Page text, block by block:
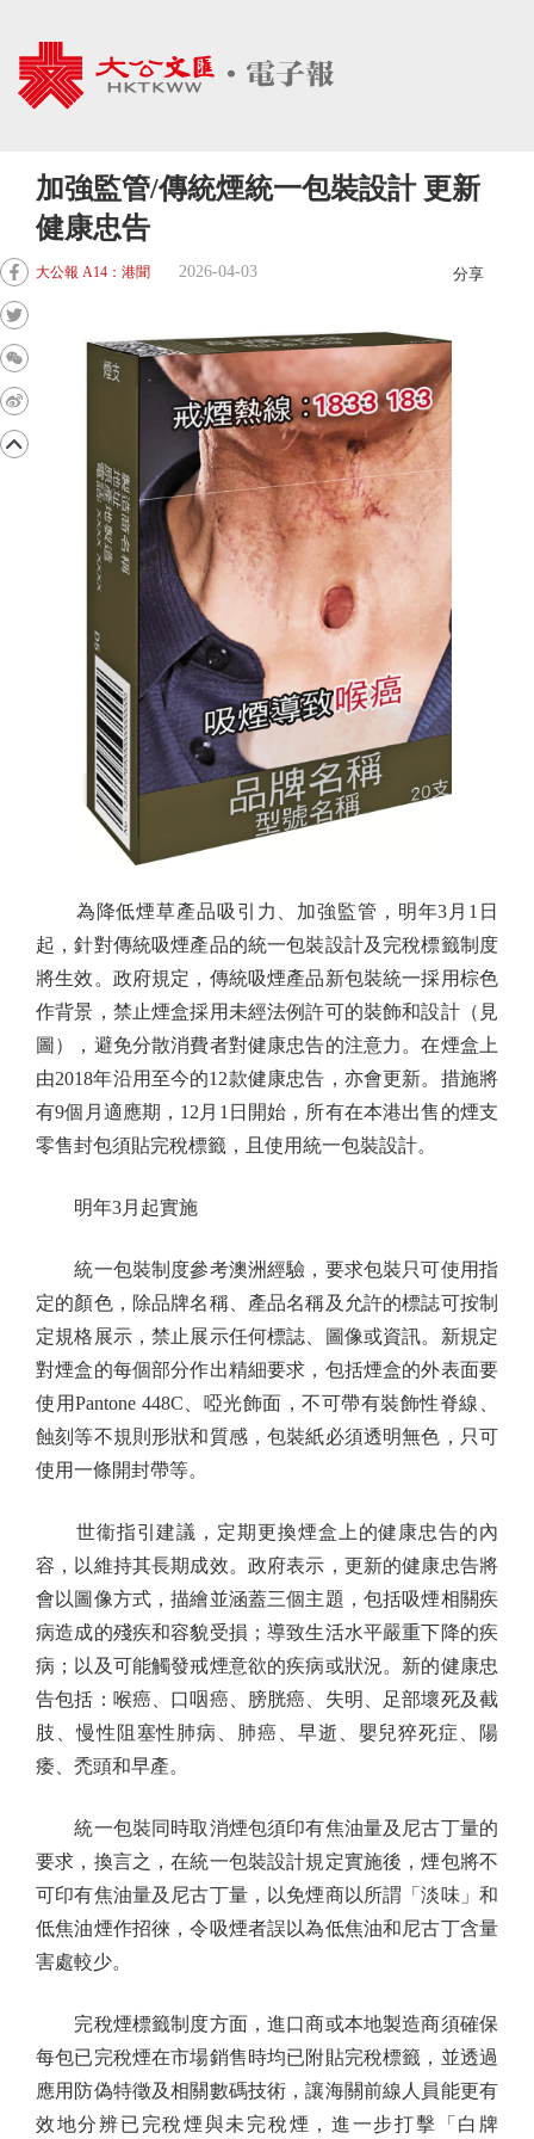
加強監管/傳統煙統一包裝設計 更新
健康忠告
大公報 A14：港聞 2026-04-03 分享
為降低煙草產品吸引力、加強監管，明年3月1日
起，針對傳統吸煙產品的統一包裝設計及完稅標籤制度
將生效。政府規定，傳統吸煙產品新包裝統一採用棕色
作背景，禁止煙盒採用未經法例許可的裝飾和設計（見
圖），避免分散消費者對健康忠告的注意力。在煙盒上
由2018年沿用至今的12款健康忠告，亦會更新。措施將
有9個月適應期，12月1日開始，所有在本港出售的煙支
零售封包須貼完稅標籤，且使用統一包裝設計。
明年3月起實施
統一包裝制度參考澳洲經驗，要求包裝只可使用指
定的顏色，除品牌名稱、產品名稱及允許的標誌可按制
定規格展示，禁止展示任何標誌、圖像或資訊。新規定
對煙盒的每個部分作出精細要求，包括煙盒的外表面要
使用Pantone 448C、啞光飾面，不可帶有裝飾性脊線、
蝕刻等不規則形狀和質感，包裝紙必須透明無色，只可
使用一條開封帶等。
世衞指引建議，定期更換煙盒上的健康忠告的內
容，以維持其長期成效。政府表示，更新的健康忠告將
會以圖像方式，描繪並涵蓋三個主題，包括吸煙相關疾
病造成的殘疾和容貌受損；導致生活水平嚴重下降的疾
病；以及可能觸發戒煙意欲的疾病或狀況。新的健康忠
告包括：喉癌、口咽癌、膀胱癌、失明、足部壞死及截
肢、慢性阻塞性肺病、肺癌、早逝、嬰兒猝死症、陽
痿、禿頭和早產。
統一包裝同時取消煙包須印有焦油量及尼古丁量的
要求，換言之，在統一包裝設計規定實施後，煙包將不
可印有焦油量及尼古丁量，以免煙商以所謂「淡味」和
低焦油煙作招徠，令吸煙者誤以為低焦油和尼古丁含量
害處較少。
完稅煙標籤制度方面，進口商或本地製造商須確保
每包已完稅煙在市場銷售時均已附貼完稅標籤，並透過
應用防偽特徵及相關數碼技術，讓海關前線人員能更有
效地分辨已完稅煙與未完稅煙，進一步打擊「白牌